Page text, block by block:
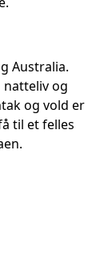
Australia.
natteliv og
og vold er
til et felles